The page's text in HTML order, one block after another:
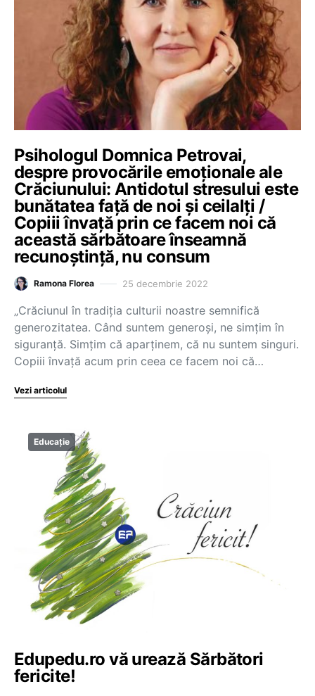
Psihologul Domnica Petrovai,
despre provocările emoționale ale
Crăciunului: Antidotul stresului este
bunătatea față de noi și ceilalți /
Copiii învață prin ce facem noi că
această sărbătoare înseamnă
recunoștință, nu consum
Ramona Florea 25 decembrie 2022
„Crăciunul în tradiția culturii noastre semnifică
generozitatea. Când suntem generoși, ne simțim în
siguranță. Simțim că aparținem, că nu suntem singuri.
Copiii învață acum prin ceea ce facem noi că…
Vezi articolul
Educație
Edupedu.ro vă urează Sărbători
fericite!